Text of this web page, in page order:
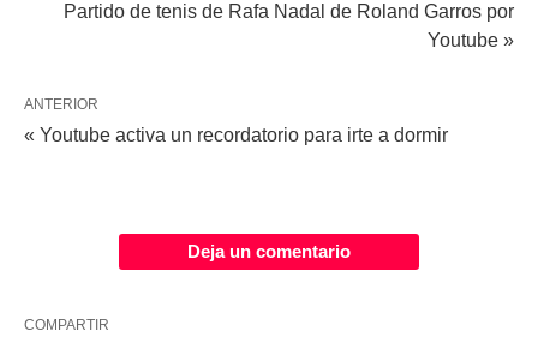
Partido de tenis de Rafa Nadal de Roland Garros por
Youtube »
ANTERIOR
« Youtube activa un recordatorio para irte a dormir
Deja un comentario
COMPARTIR